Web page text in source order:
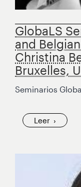
GlobaLS
and
Christina
Bruxelles,
Seminarios
Leer